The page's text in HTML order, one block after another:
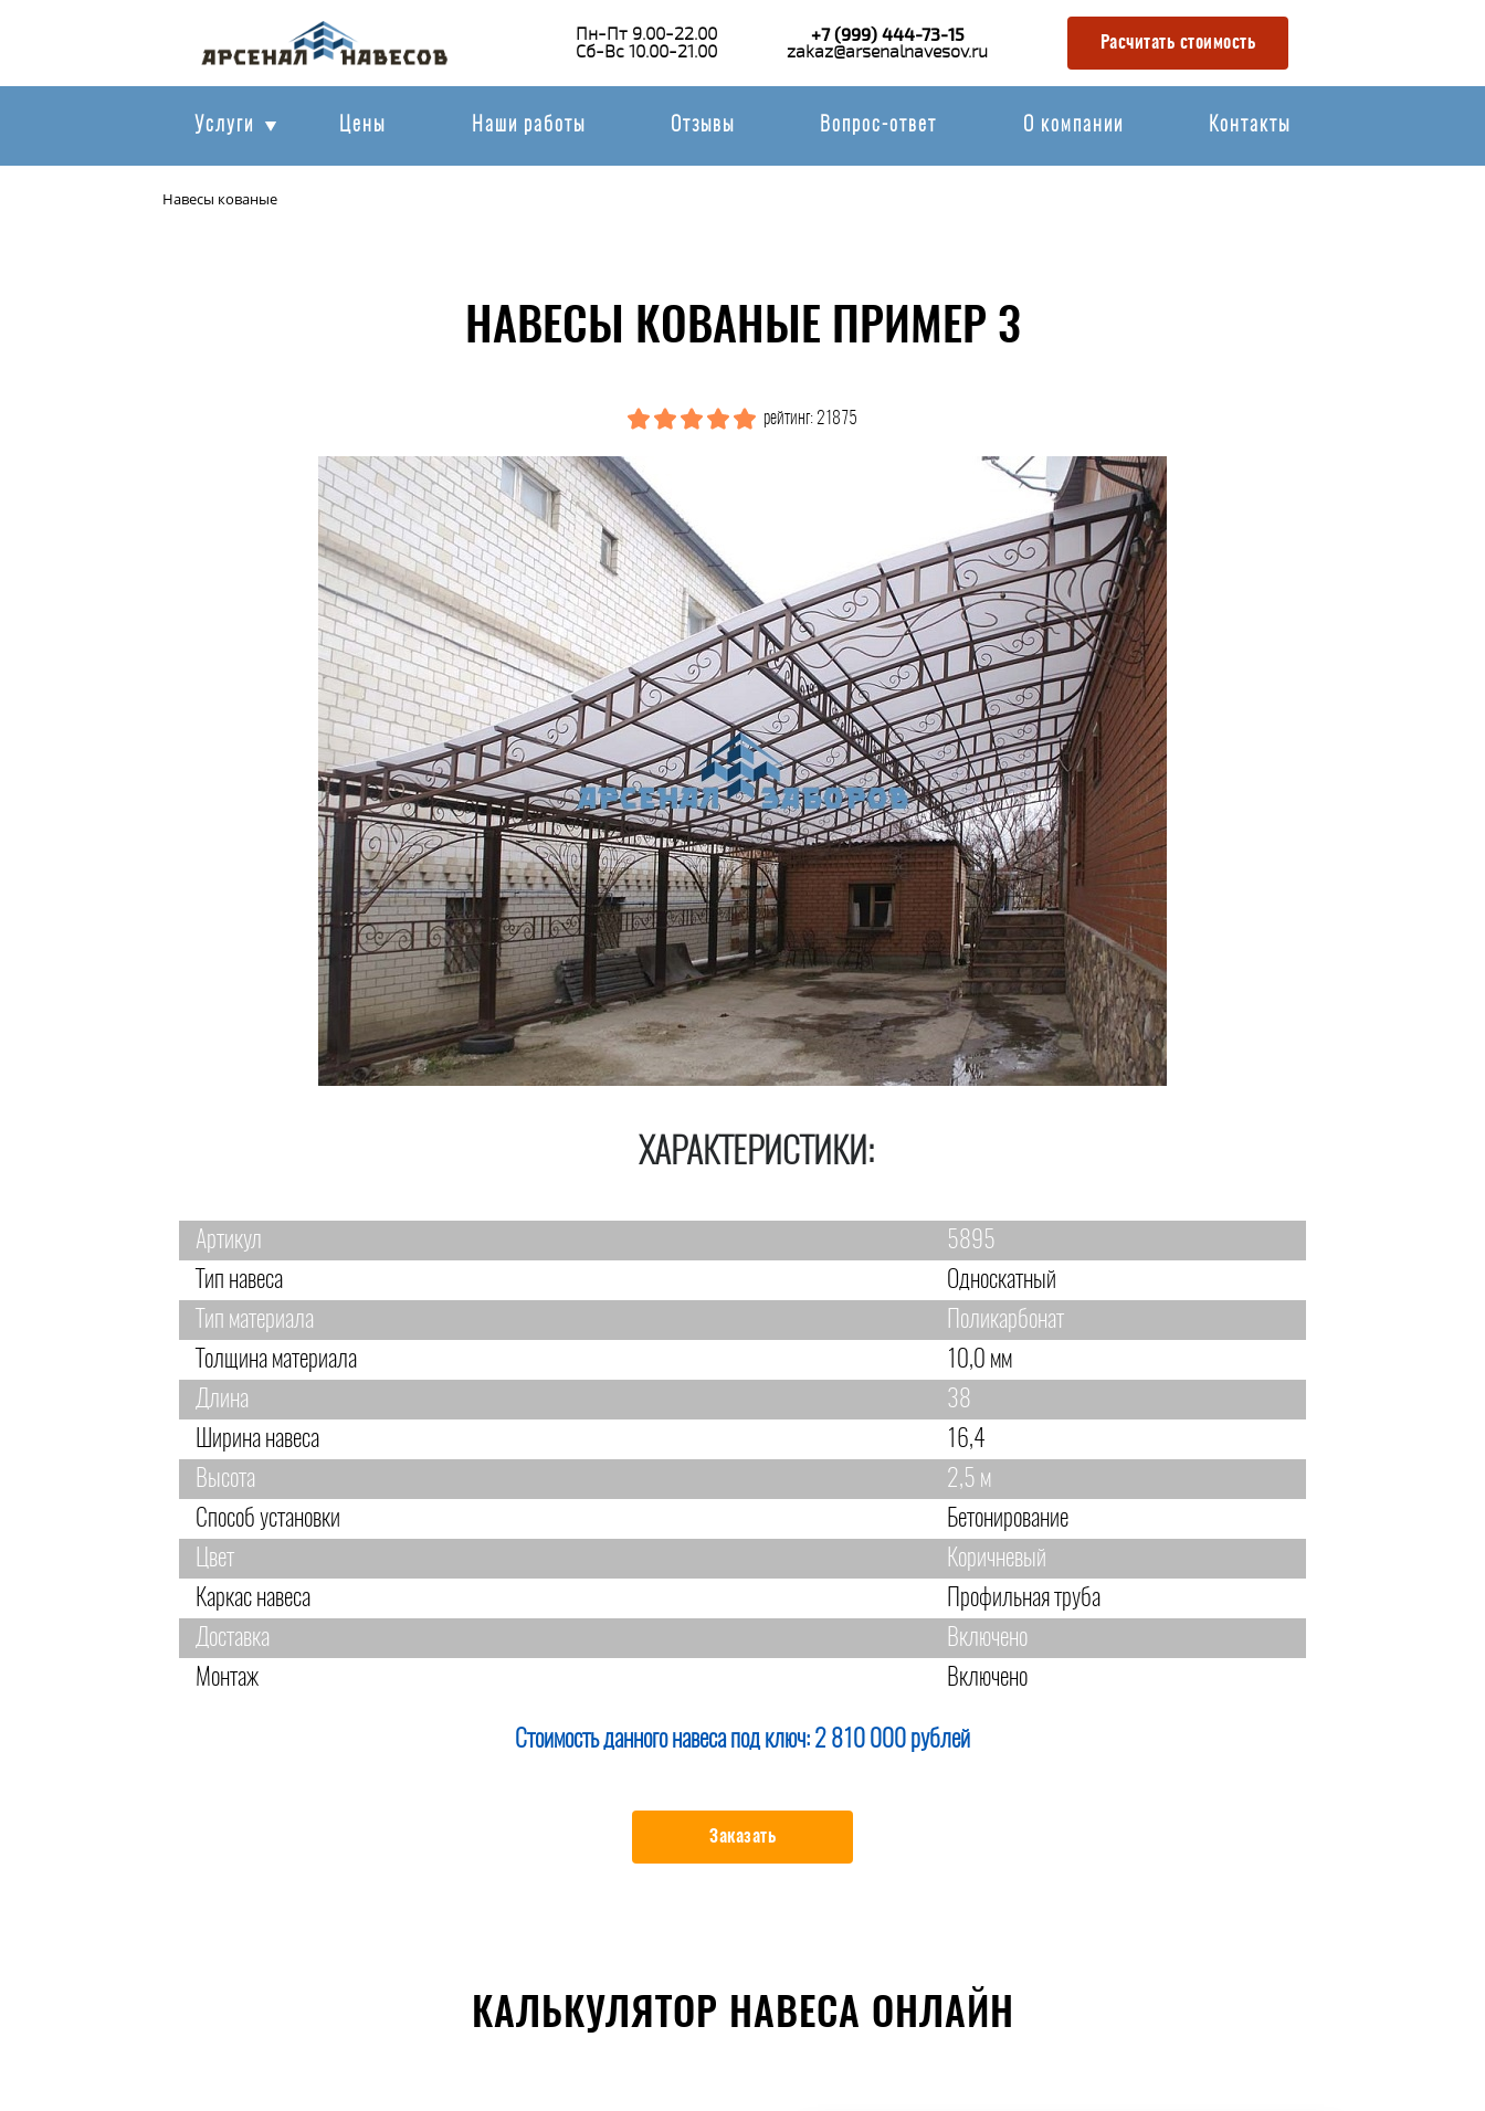
Пн-Пт 9.00-22.00
Сб-Вс 10.00-21.00
+7 (999) 444-73-15
zakaz@arsenalnavesov.ru Расчитать стоимость
Услуги Цены Наши работы Отзывы Вопрос-ответ О компании Контакты
Навесы кованые
НАВЕСЫ КОВАНЫЕ ПРИМЕР 3
рейтинг: 21875
ХАРАКТЕРИСТИКИ:
Артикул
5895
Тип навеса
Односкатный
Тип материала
Поликарбонат
Толщина материала
10,0 мм
Длина
38
Ширина навеса
16,4
Высота
2,5 м
Способ установки
Бетонирование
Цвет
Коричневый
Каркас навеса
Профильная труба
Доставка
Включено
Монтаж
Включено
Стоимость данного навеса под ключ: 2 810 000 рублей
Заказать
КАЛЬКУЛЯТОР НАВЕСА ОНЛАЙН